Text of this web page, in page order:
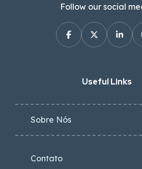
Follow our social
Useful Links
Sobre Nós
Contato